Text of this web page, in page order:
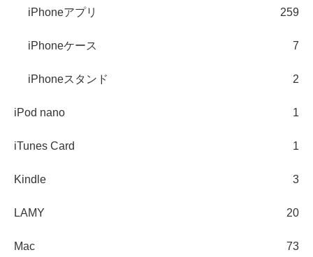
iPhoneアプリ 259
iPhoneケース 7
iPhoneスタンド 2
iPod nano 1
iTunes Card 1
Kindle 3
LAMY 20
Mac 73